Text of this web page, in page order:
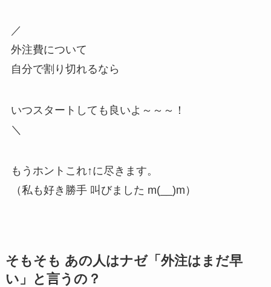
／
外注費について
自分で割り切れるなら
いつスタートしても良いよ～～～！
＼
もうホントこれ↑に尽きます。
（私も好き勝手 叫びました m(__)m）
そもそも あの人はナゼ「外注はまだ早
い」と言うの？